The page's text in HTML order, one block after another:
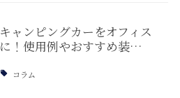
キャンピングカーをオフィス
に！使用例やおすすめ装…
コラム